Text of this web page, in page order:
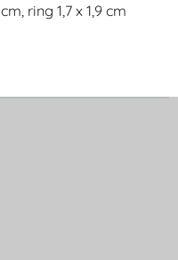
cm, ring 1,7 x 1,9 cm